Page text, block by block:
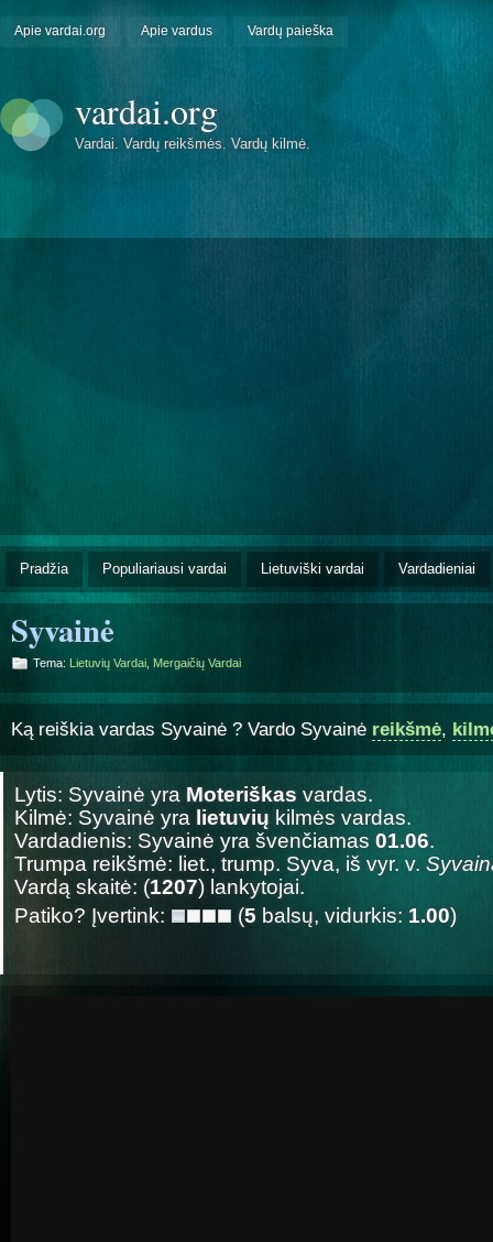
Apie vardai.org Apie vardus Vardų paieška
vardai.org
Vardai. Vardų reikšmės. Vardų kilmė.
Pradžia Populiariausi vardai Lietuviški vardai Vardadieniai
Syvainė
Tema: Lietuvių Vardai Mergaičių Vardai
Ką reiškia vardas Syvainė ? Vardo Syvainė reikšmė,
Lytis: Syvainė yra Moteriškas vardas.
Kilmė: Syvainė yra lietuvių kilmės vardas.
Vardadienis: Syvainė yra švenčiamas 01.06.
Trumpa reikšmė: liet., trump. Syva, iš vyr. v.
Vardą skaitė: (1207) lankytojai.
Patiko? Įvertink:
(5 balsų, vidurkis: 1.00)